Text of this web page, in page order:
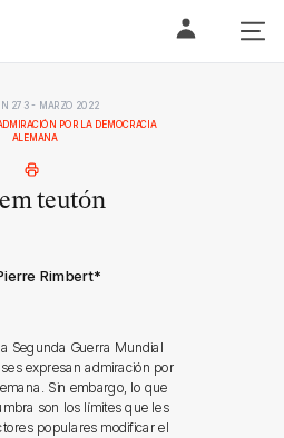
273 - MARZO 2022
POR LA DEMOCRACIA
ALEMANA
teutón
Rimbert*
Segunda Guerra Mundial
expresan admiración por
Sin embargo, lo que
son los límites que les
populares modificar el